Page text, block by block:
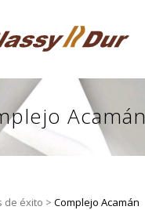
Acamán
de éxito > Complejo Acamán